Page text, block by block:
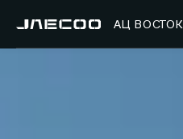
АЦ ВОСТОК